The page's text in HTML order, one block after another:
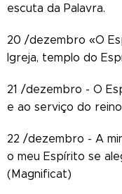
escuta da Palavra.
20 /dezembro «O
Igreja, templo do
21 /dezembro - O
e ao serviço do
22 /dezembro - A
o meu Espírito se
(Magnificat)